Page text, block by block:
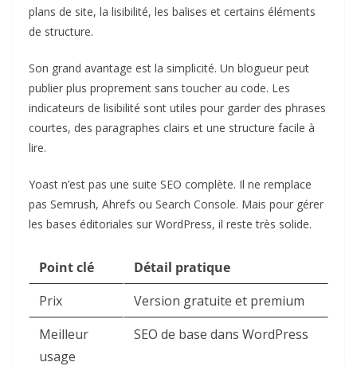
plans de site, la lisibilité, les balises et certains éléments
de structure.
Son grand avantage est la simplicité. Un blogueur peut
publier plus proprement sans toucher au code. Les
indicateurs de lisibilité sont utiles pour garder des phrases
courtes, des paragraphes clairs et une structure facile à
lire.
Yoast n’est pas une suite SEO complète. Il ne remplace
pas Semrush, Ahrefs ou Search Console. Mais pour gérer
les bases éditoriales sur WordPress, il reste très solide.
Point clé
Détail pratique
Prix
Version gratuite et premium
Meilleur
usage
SEO de base dans WordPress